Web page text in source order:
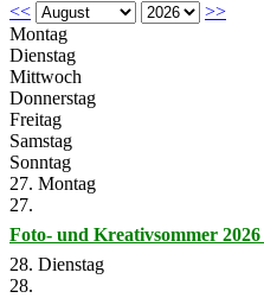
<<
>>
Montag
Dienstag
Mittwoch
Donnerstag
Freitag
Samstag
Sonntag
27. Montag
27.
Foto- und Kreativsommer 2026
28. Dienstag
28.